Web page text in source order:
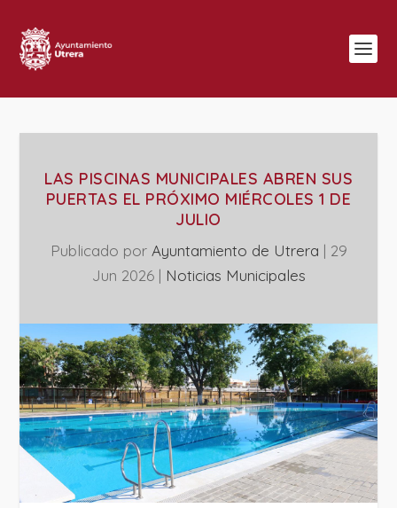
LAS PISCINAS MUNICIPALES ABREN SUS
PUERTAS EL PRÓXIMO MIÉRCOLES 1 DE
JULIO
Publicado por Ayuntamiento de Utrera | 29
Jun 2026| ‎Noticias Municipales